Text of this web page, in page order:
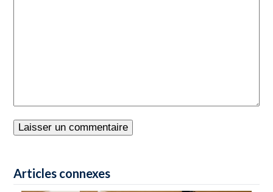
Articles connexes